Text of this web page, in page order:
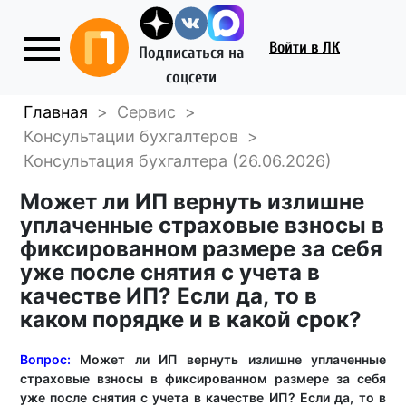
Подписаться на
соцсети
Войти в ЛК
Главная > Сервис
>
Консультации бухгалтеров
>
Консультация бухгалтера (26.06.2026)
Может ли ИП вернуть излишне
уплаченные страховые взносы в
фиксированном размере за себя
уже после снятия с учета в
качестве ИП? Если да, то в
каком порядке и в какой срок?
Вопрос: Может ли ИП вернуть излишне уплаченные
страховые взносы в фиксированном размере за себя
уже после снятия с учета в качестве ИП? Если да, то в